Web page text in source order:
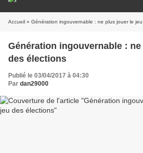
Accueil » Génération ingouvernable : ne plus jouer le
Génération ingouvernable :
des élections
Publié le 03/04/2017 à 04:30
Par dan29000